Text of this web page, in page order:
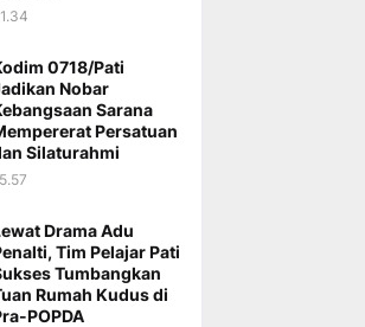
0718/Pati
Nobar
Sarana
Persatuan
Silaturahmi
Drama Adu
Tim Pelajar Pati
Tumbangkan
Rumah Kudus di
POPDA